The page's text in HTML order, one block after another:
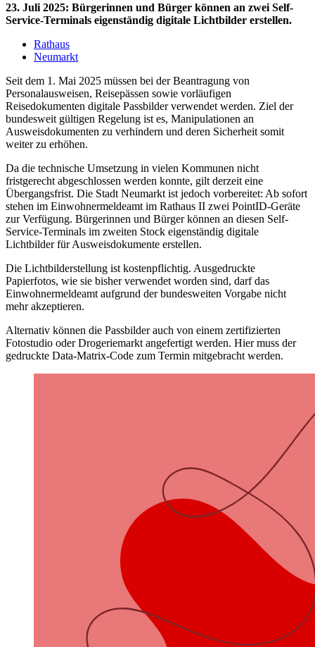
23. Juli 2025: Bürgerinnen und Bürger können an zwei Self-
Service-Terminals eigenständig digitale Lichtbilder erstellen.
Rathaus
Neumarkt
Seit dem 1. Mai 2025 müssen bei der Beantragung von
Personalausweisen, Reisepässen sowie vorläufigen
Reisedokumenten digitale Passbilder verwendet werden. Ziel der
bundesweit gültigen Regelung ist es, Manipulationen an
Ausweisdokumenten zu verhindern und deren Sicherheit somit
weiter zu erhöhen.
Da die technische Umsetzung in vielen Kommunen nicht
fristgerecht abgeschlossen werden konnte, gilt derzeit eine
Übergangsfrist. Die Stadt Neumarkt ist jedoch vorbereitet: Ab sofort
stehen im Einwohnermeldeamt im Rathaus II zwei PointID-Geräte
zur Verfügung. Bürgerinnen und Bürger können an diesen Self-
Service-Terminals im zweiten Stock eigenständig digitale
Lichtbilder für Ausweisdokumente erstellen.
Die Lichtbilderstellung ist kostenpflichtig. Ausgedruckte
Papierfotos, wie sie bisher verwendet worden sind, darf das
Einwohnermeldeamt aufgrund der bundesweiten Vorgabe nicht
mehr akzeptieren.
Alternativ können die Passbilder auch von einem zertifizierten
Fotostudio oder Drogeriemarkt angefertigt werden. Hier muss der
gedruckte Data-Matrix-Code zum Termin mitgebracht werden.